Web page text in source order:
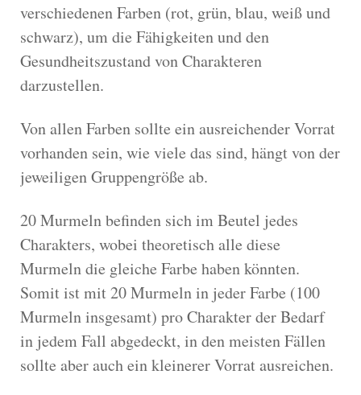
verschiedenen Farben (rot, grün, blau, weiß und
schwarz), um die Fähigkeiten und den
Gesundheitszustand von Charakteren
darzustellen.
Von allen Farben sollte ein ausreichender Vorrat
vorhanden sein, wie viele das sind, hängt von der
jeweiligen Gruppengröße ab.
20 Murmeln befinden sich im Beutel jedes
Charakters, wobei theoretisch alle diese
Murmeln die gleiche Farbe haben könnten.
Somit ist mit 20 Murmeln in jeder Farbe (100
Murmeln insgesamt) pro Charakter der Bedarf
in jedem Fall abgedeckt, in den meisten Fällen
sollte aber auch ein kleinerer Vorrat ausreichen.